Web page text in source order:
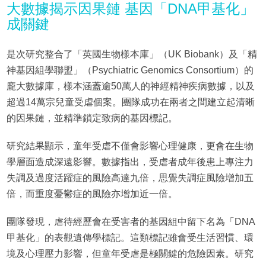
大數據揭示因果鏈 基因「DNA甲基化」
成關鍵
是次研究整合了「英國生物樣本庫」（UK Biobank）及「精
神基因組學聯盟」（Psychiatric Genomics Consortium）的
龐大數據庫，樣本涵蓋逾50萬人的神經精神疾病數據，以及
超過14萬宗兒童受虐個案。團隊成功在兩者之間建立起清晰
的因果鏈，並精準鎖定致病的基因標記。
研究結果顯示，童年受虐不僅會影響心理健康，更會在生物
學層面造成深遠影響。數據指出，受虐者成年後患上專注力
失調及過度活躍症的風險高達九倍，思覺失調症風險增加五
倍，而重度憂鬱症的風險亦增加近一倍。
團隊發現，虐待經歷會在受害者的基因組中留下名為「DNA
甲基化」的表觀遺傳學標記。這類標記雖會受生活習慣、環
境及心理壓力影響，但童年受虐是極關鍵的危險因素。研究